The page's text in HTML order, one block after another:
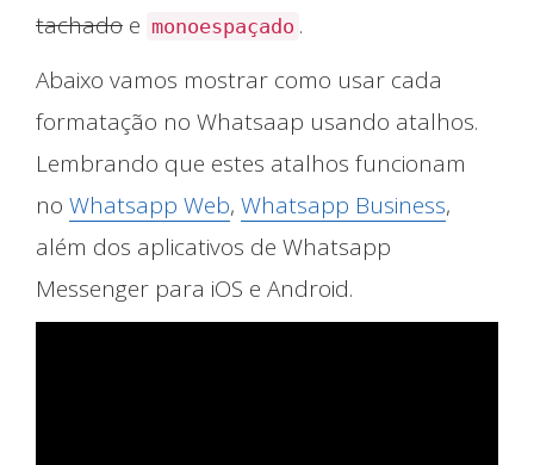
Início
tachado e monoespaçado .
Abaixo vamos mostrar como usar cada
formatação no Whatsaap usando atalhos.
Lembrando que estes atalhos funcionam
no Whatsapp Web, Whatsapp Business,
além dos aplicativos de Whatsapp
Messenger para iOS e Android.